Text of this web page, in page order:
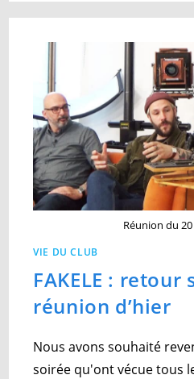
Réunion du
VIE DU CLUB
FAKELE : retour
réunion d’hier
Nous avons souhaité
soirée qu'ont vécue tous